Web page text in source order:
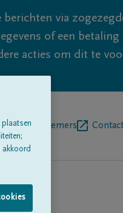
via
of een betaling
acties om dit te
Contact
akkoord